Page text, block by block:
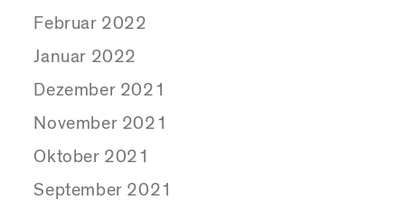
Februar 2022
Januar 2022
Dezember 2021
November 2021
Oktober 2021
September 2021